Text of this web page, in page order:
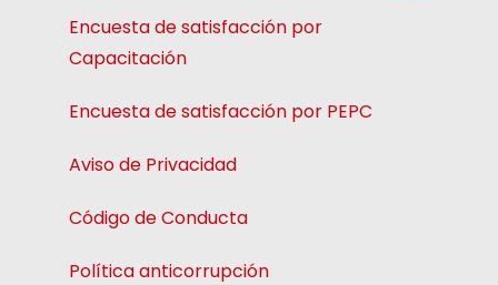
Encuesta de satisfacción por
Capacitación
Encuesta de satisfacción por PEPC
Aviso de Privacidad
Código de Conducta
Política anticorrupción